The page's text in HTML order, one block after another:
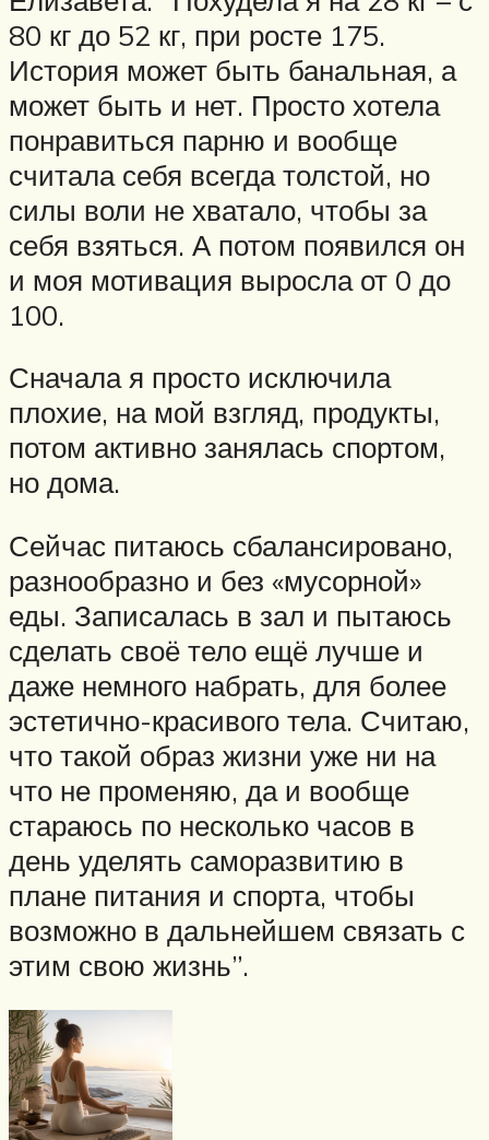
80 кг до 52 кг, при росте 175.
История может быть банальная, а
может быть и нет. Просто хотела
понравиться парню и вообще
считала себя всегда толстой, но
силы воли не хватало, чтобы за
себя взяться. А потом появился он
и моя мотивация выросла от 0 до
100.
Сначала я просто исключила
плохие, на мой взгляд, продукты,
потом активно занялась спортом,
но дома.
Сейчас питаюсь сбалансировано,
разнообразно и без «мусорной»
еды. Записалась в зал и пытаюсь
сделать своё тело ещё лучше и
даже немного набрать, для более
эстетично-красивого тела. Считаю,
что такой образ жизни уже ни на
что не променяю, да и вообще
стараюсь по несколько часов в
день уделять саморазвитию в
плане питания и спорта, чтобы
возможно в дальнейшем связать с
этим свою жизнь”.